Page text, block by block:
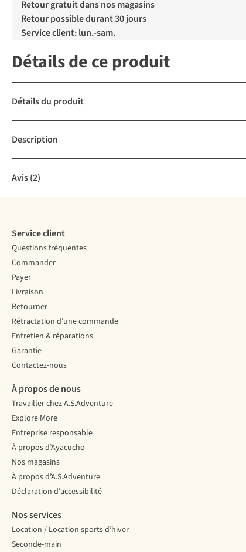
Retour gratuit dans nos magasins
Retour possible durant 30 jours
Service client: lun.-sam.
Détails de ce produit
Détails du produit
Description
Avis(2)
Service client
Questions fréquentes
Commander
Payer
Livraison
Retourner
Rétractation d'une commande
Entretien & réparations
Garantie
Contactez-nous
À propos de nous
Travailler chez A.S.Adventure
Explore More
Entreprise responsable
À propos d’Ayacucho
Nos magasins
À propos d’A.S.Adventure
Déclaration d'accessibilité
Nos services
Location / Location sports d’hiver
Seconde-main